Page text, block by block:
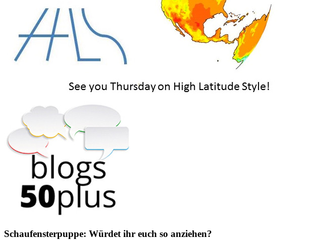
Schaufensterpuppe: Würdet ihr euch so anziehen?